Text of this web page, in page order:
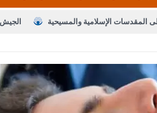
المقدسات الإسلامية والمسيحية
القاضي يلتقي رؤساء تحرير الصحف
الملك يتلقى اتصالا هاتفيا من